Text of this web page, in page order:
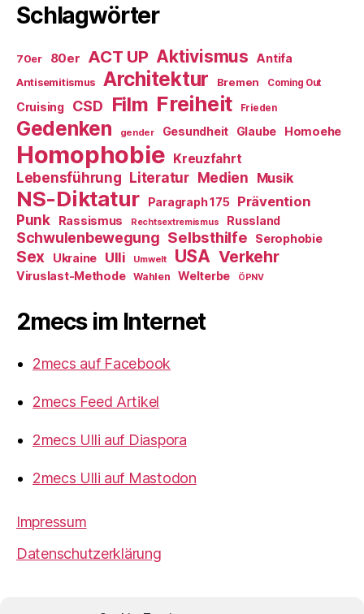
Schlagwörter
70er 80er ACT UP Aktivismus Antifa
Antisemitismus Architektur Bremen Coming Out
Cruising CSD Film Freiheit Frieden
Gedenken gender Gesundheit Glaube Homoehe
Homophobie Kreuzfahrt
Lebensführung Literatur Medien Musik
NS-Diktatur Paragraph 175
Prävention
Punk
Rassismus Rechtsextremismus Russland
Schwulenbewegung Selbsthilfe Serophobie
Sex Ukraine Ulli Umwelt USA Verkehr
Viruslast-Methode Wahlen Welterbe ÖPNV
2mecs im Internet
2mecs auf Facebook
2mecs Feed Artikel
2mecs Ulli auf Diaspora
2mecs Ulli auf Mastodon
Impressum
Datenschutzerklärung